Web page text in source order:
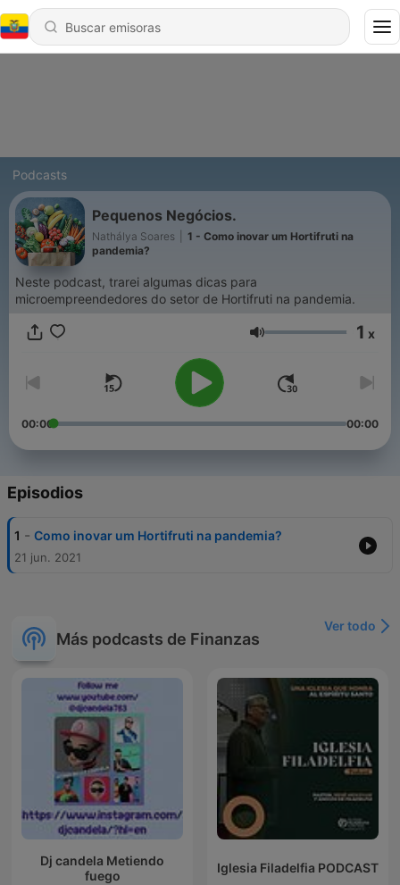
Podcasts
Pequenos Negócios.
Nathálya Soares
1 - Como inovar um Hortifruti na
pandemia?
Neste podcast, trarei algumas dicas para
microempreendedores do setor de Hortifruti na pandemia.
Volumen 1 x
00:00 00:00
Episodios
1 - Como inovar um Hortifruti na pandemia?
21 jun. 2021
Más podcasts de Finanzas
Ver todo
Dj candela Metiendo
fuego
Iglesia Filadelfia PODCAST